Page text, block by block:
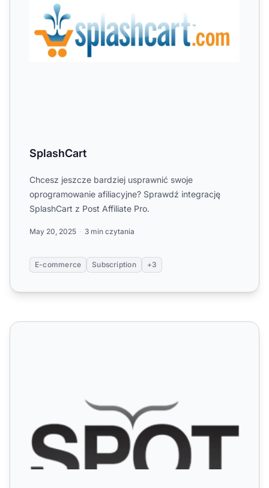
SplashCart
Chcesz jeszcze bardziej usprawnić swoje
oprogramowanie afiliacyjne? Sprawdź integrację
SplashCart z Post Affiliate Pro.
May 20, 2025 3 min czytania
E-commerce Subscription +3
SpotOption